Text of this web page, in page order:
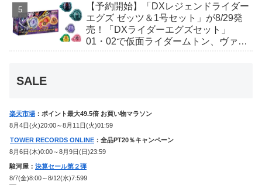
【予約開始】「DXレジェンドライダー
エグズ ゼッツ＆1号セット」が8/29発
売！「DXライダーエグズセット」
01・02で仮面ライダームトン、ヴァン
SALE
楽天市場 ：ポイント最大49.5倍 お買い物マラソン
8月4日(火)20:00～8月11日(火)01:59
TOWER RECORDS ONLINE ：全品PT20％キャンペーン
8月6日(木)0:00～8月9日(日)23:59
駿河屋： 決算セール第２弾
8/7(金)8:00～8/12(水)7:599